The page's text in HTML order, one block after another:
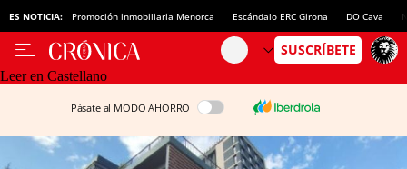
ES NOTICIA: Promoción inmobiliaria Menorca Escándalo ERC Girona DO Cava
Leer en Castellano
Pásate al MODO AHORRO